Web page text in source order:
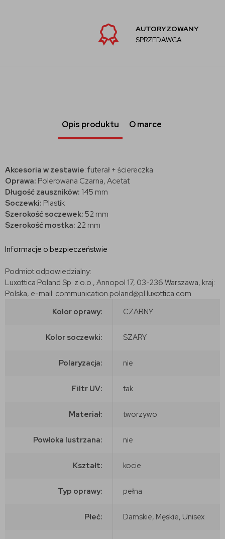
AUTORYZOWANY
SPRZEDAWCA
Opis produktu O marce
Akcesoria w zestawie: futerał + ściereczka
Oprawa: Polerowana Czarna, Acetat
Długość zauszników: 145 mm
Soczewki: Plastik
Szerokość soczewek: 52 mm
Szerokość mostka: 22 mm
Informacje o bezpieczeństwie
Podmiot odpowiedzialny:
Luxottica Poland Sp. z o.o., Annopol 17, 03-236 Warszawa, kraj:
Polska, e-mail: communication.poland@pl.luxottica.com
Kolor oprawy:
CZARNY
Kolor soczewki: SZARY
Polaryzacja: nie
Filtr UV: tak
Materiał: tworzywo
Powłoka lustrzana: nie
Kształt: kocie
Typ oprawy: pełna
Płeć: Damskie, Męskie, Unisex